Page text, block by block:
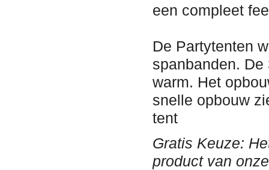
een compleet
De Partytenten
spanbanden.
warm. Het
snelle opbouw
tent
Gratis Keuze:
product van